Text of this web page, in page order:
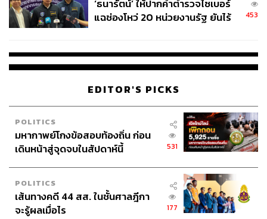
‘ธนารัตน์’ ให้ปากคำตำรวจไซเบอร์
แฉช่องโหว่ 20 หน่วยงานรัฐ ยันไร้
453
EDITOR'S PICKS
POLITICS
มหากาพย์โกงข้อสอบท้องถิ่น ก่อน
เดินหน้าสู่จุดจบในสัปดาห์นี้
531
POLITICS
เส้นทางคดี 44 สส. ในชั้นศาลฎีกา
จะรู้ผลเมื่อไร
177